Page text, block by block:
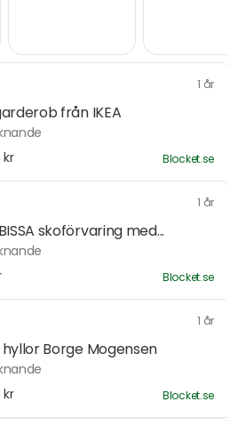
1 år
från IKEA
Blocket.se
1 år
skoförvaring med...
Blocket.se
1 år
Borge Mogensen
Blocket.se